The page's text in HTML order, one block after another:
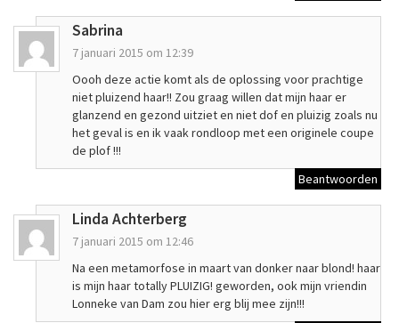
Sabrina
7 januari 2015 om 12:39
Oooh deze actie komt als de oplossing voor prachtige
niet pluizend haar!! Zou graag willen dat mijn haar er
glanzend en gezond uitziet en niet dof en pluizig zoals nu
het geval is en ik vaak rondloop met een originele coupe
de plof !!!
Beantwoorden
Linda Achterberg
7 januari 2015 om 12:46
Na een metamorfose in maart van donker naar blond! haar
is mijn haar totally PLUIZIG! geworden, ook mijn vriendin
Lonneke van Dam zou hier erg blij mee zijn!!!